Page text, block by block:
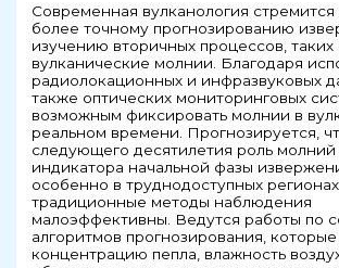
Современная вулканология стремится
более точному прогнозированию
изучению вторичных процессов, таких
вулканические молнии. Благодаря
радиолокационных и инфразвуковых
также оптических мониторинговых
возможным фиксировать молнии в
реальном времени. Прогнозируется,
следующего десятилетия роль молний
индикатора начальной фазы
особенно в труднодоступных
традиционные методы наблюдения
малоэффективны. Ведутся работы по
алгоритмов прогнозирования,
концентрацию пепла, влажность